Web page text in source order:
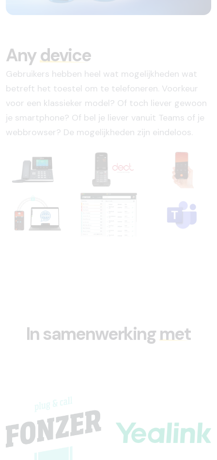
Anydevice
Gebruikers hebben heel wat mogelijkheden wat
betreft het toestel om te telefoneren. Voorkeur
voor een klassieker model? Of toch liever gewoon
je smartphone? Of bel je liever vanuit Teams of je
webbrowser? De mogelijkheden zijn eindeloos.
In samenwerkingmet